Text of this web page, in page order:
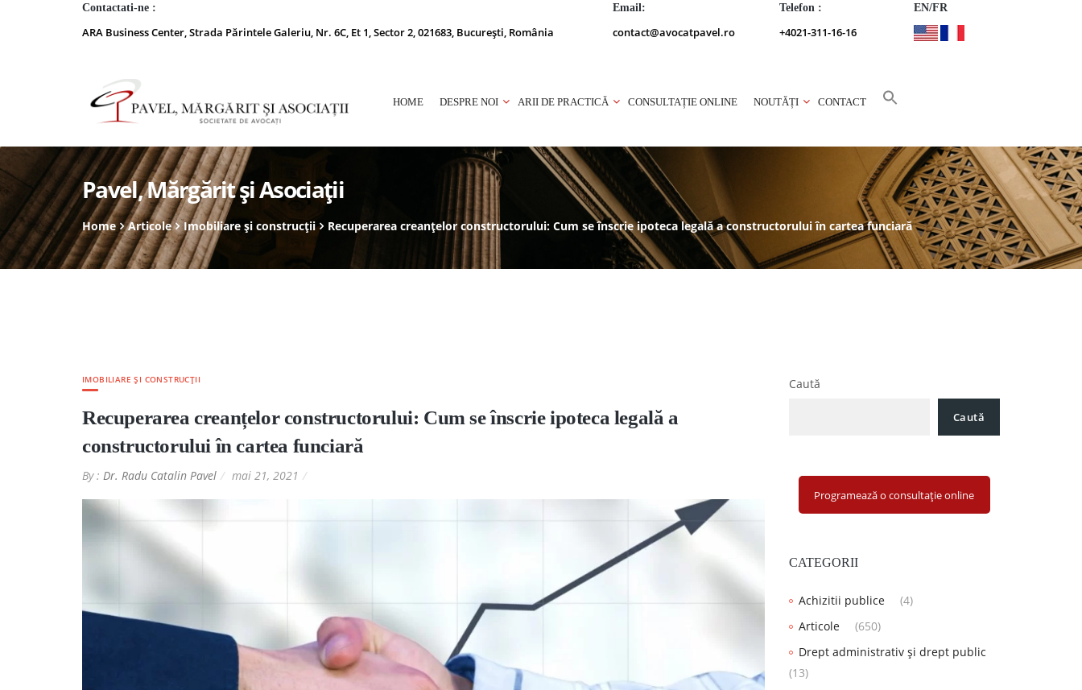
Contactati-ne :
ARA Business Center, Strada Părintele Galeriu, Nr. 6C, Et 1, Sector 2, 021683, București, România
Email:
contact@avocatpavel.ro
Telefon :
+4021-311-16-16
EN/FR
HOME DESPRE NOI ARII DE PRACTICĂ CONSULTAȚIE ONLINE NOUTĂȚI CONTACT
Pavel, Mărgărit și Asociații
Home Articole Imobiliare și construcții Recuperarea creanțelor constructorului: Cum se înscrie ipoteca legală a constructorului în cartea funciară
IMOBILIARE ȘI CONSTRUCȚII
Recuperarea creanțelor constructorului: Cum se înscrie ipoteca legală a
constructorului în cartea funciară
By : Dr. Radu Catalin Pavel mai 21, 2021
Caută
Caută
Programează o consultație online
CATEGORII
Achizitii publice
(4)
Articole
(650)
Drept administrativ și drept public
(13)